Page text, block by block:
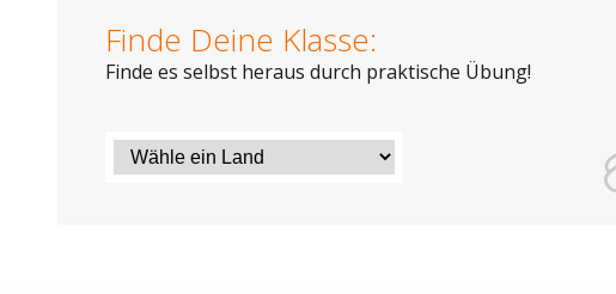
Finde Deine Klasse:
Finde es selbst heraus durch praktische Übung!